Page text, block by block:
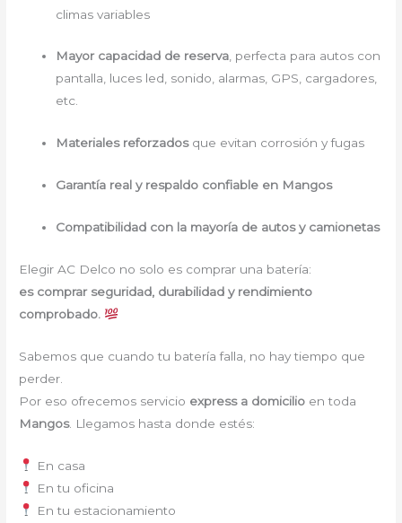
climas variables
Mayor capacidad de reserva, perfecta para autos con
pantalla, luces led, sonido, alarmas, GPS, cargadores,
etc.
Materiales reforzadosque evitan corrosión y fugas
Garantía real y respaldo confiable en Mangos
Compatibilidad con la mayoría de autos y camionetas
Elegir AC Delco no solo es comprar una batería:
es comprar seguridad, durabilidad y rendimiento
comprobado.
Sabemos que cuando tu batería falla, no hay tiempo que
perder.
Por eso ofrecemos servicio express a domicilio en toda
Mangos. Llegamos hasta donde estés:
En casa
En tu oficina
En tu estacionamiento